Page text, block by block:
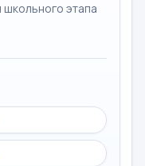
этапа